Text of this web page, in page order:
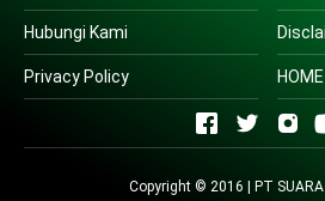
Hubungi Kami
Privacy Policy HOME
Copyright © 2016 | PT